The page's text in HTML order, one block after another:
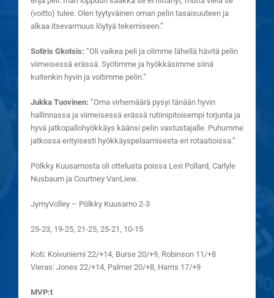
(voitto) tulee. Olen tyytyväinen oman pelin tasaisuuteen ja
alkaa itsevarmuus löytyä tekemiseen.”
Sotiris Gkotsis: ”Oli vaikea peli ja olimme lähellä hävitä pelin
viimeisessä erässä. Syötimme ja hyökkäsimme siinä
kuitenkin hyvin ja voitimme pelin.”
Jukka Tuovinen: ”Oma virhemäärä pysyi tänään hyvin
hallinnassa ja viimeisessä erässä rutiinipitoisempi torjunta ja
hyvä jatkopallohyökkäys käänsi pelin vastustajalle. Puhumme
jatkossa erityisesti hyökkäyspelaamisesta eri rotaatioissa.”
Pölkky Kuusamosta oli ottelusta poissa Lexi Pollard, Carlyle
Nusbaum ja Courtney VanLiew.
JymyVolley – Pölkky Kuusamo 2-3
25-23, 19-25, 21-25, 25-21, 10-15
Koti: Koivuniemi 22/+14, Burse 20/+9, Robinson 11/+8
Vieras: Jones 22/+14, Palmer 20/+8, Harris 17/+9
MVP:t